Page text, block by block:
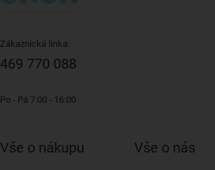
Zákaznická linka:
469 770 088
Po - Pá 7:00 - 16:00
Vše o nákupu Vše o nás